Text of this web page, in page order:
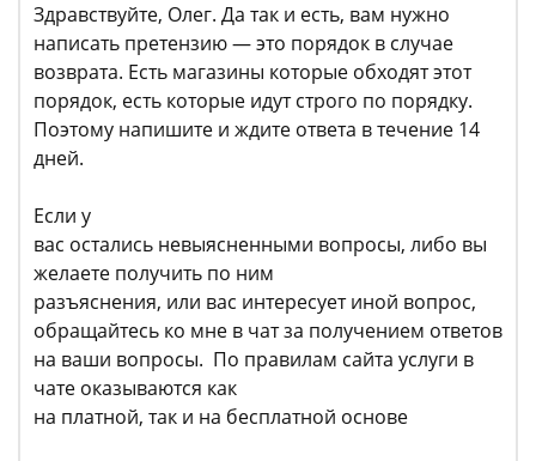
Здравствуйте, Олег. Да так и есть, вам нужно
написать претензию — это порядок в случае
возврата. Есть магазины которые обходят этот
порядок, есть которые идут строго по порядку.
Поэтому напишите и ждите ответа в течение 14
дней.
Если у
вас остались невыясненными вопросы, либо вы
желаете получить по ним
разъяснения, или вас интересует иной вопрос,
обращайтесь ко мне в чат за получением ответов
на ваши вопросы. По правилам сайта услуги в
чате оказываются как
на платной, так и на бесплатной основе